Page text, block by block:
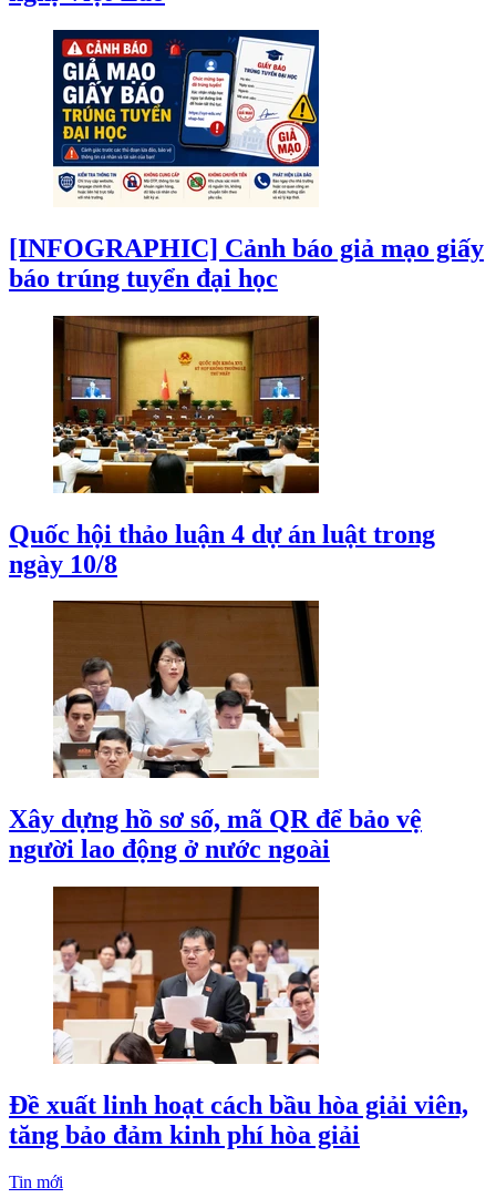
[INFOGRAPHIC] Cảnh báo giả mạo giấy
báo trúng tuyển đại học
Quốc hội thảo luận 4 dự án luật trong
ngày 10/8
Xây dựng hồ sơ số, mã QR để bảo vệ
người lao động ở nước ngoài
Đề xuất linh hoạt cách bầu hòa giải viên,
tăng bảo đảm kinh phí hòa giải
Tin mới